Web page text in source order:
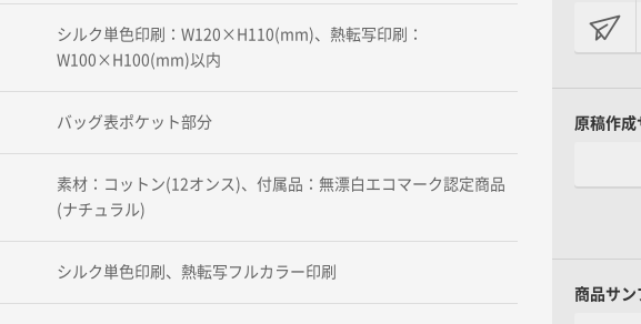
原稿作成
商品サン
シルク単色印刷：W120×H110(mm)、熱転写印刷：
W100×H100(mm)以内
バッグ表ポケット部分
素材：コットン(12オンス)、付属品：無漂白エコマーク認定商品
(ナチュラル)
シルク単色印刷、熱転写フルカラー印刷